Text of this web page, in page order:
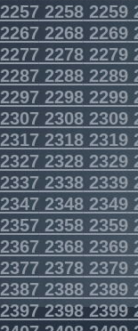
22582259
22682269
22782279
22882289
22982299
23082309
23182319
23282329
23382339
23482349
23582359
23682369
23782379
23882389
23982399